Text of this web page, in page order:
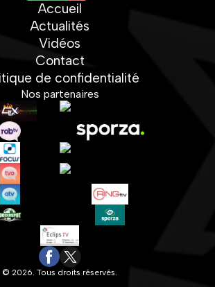
Accueil
Actualités
Vidéos
Contact
de confidentialité
Nos partenaires
© 2026. Tous droits réservés.